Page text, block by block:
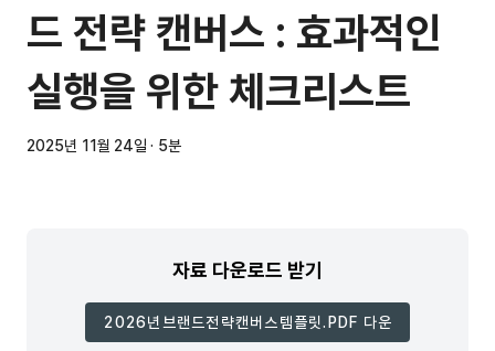
드 전략 캔버스 : 효과적인
실행을 위한 체크리스트
2025년 11월 24일 · 5분
자료 다운로드 받기
2026년브랜드전략캔버스템플릿.PDF 다운